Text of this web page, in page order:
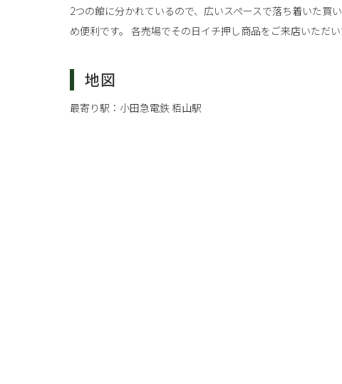
2つの館に分かれているので、広いスペースで落ち着いた買
め便利です。 各売場でその日イチ押し商品をご来店いただ
地図
最寄り駅： 小田急電鉄 栢山駅